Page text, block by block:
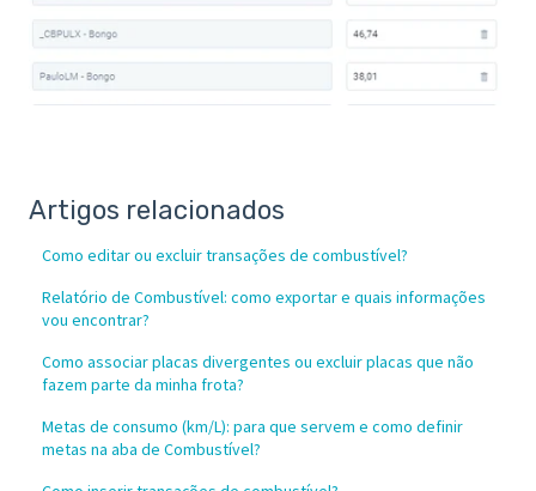
Artigos relacionados
Como editar ou excluir transações de combustível?
Relatório de Combustível: como exportar e quais informações
vou encontrar?
Como associar placas divergentes ou excluir placas que não
fazem parte da minha frota?
Metas de consumo (km/L): para que servem e como definir
metas na aba de Combustível?